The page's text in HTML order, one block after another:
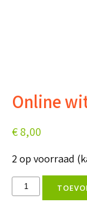
Online
€8,00
2 op voorraad
Online